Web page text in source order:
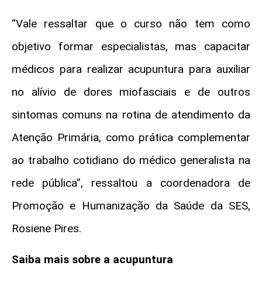
“Vale ressaltar que o curso não tem como
objetivo formar especialistas, mas capacitar
médicos para realizar acupuntura para auxiliar
no alívio de dores miofasciais e de outros
sintomas comuns na rotina de atendimento da
Atenção Primária, como prática complementar
ao trabalho cotidiano do médico generalista na
rede pública”, ressaltou a coordenadora de
Promoção e Humanização da Saúde da SES,
Rosiene Pires.
Saiba mais sobre a acupuntura